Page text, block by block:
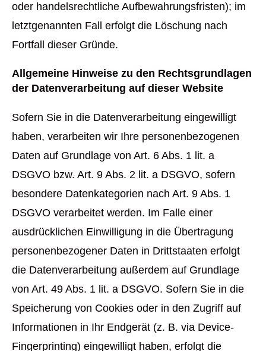
oder handelsrechtliche Aufbewahrungsfristen); im
letztgenannten Fall erfolgt die Löschung nach
Fortfall dieser Gründe.
Allgemeine Hinweise zu den Rechtsgrundlagen
der Datenverarbeitung auf dieser Website
Sofern Sie in die Datenverarbeitung eingewilligt
haben, verarbeiten wir Ihre personenbezogenen
Daten auf Grundlage von Art. 6 Abs. 1 lit. a
DSGVO bzw. Art. 9 Abs. 2 lit. a DSGVO, sofern
besondere Datenkategorien nach Art. 9 Abs. 1
DSGVO verarbeitet werden. Im Falle einer
ausdrücklichen Einwilligung in die Übertragung
personenbezogener Daten in Drittstaaten erfolgt
die Datenverarbeitung außerdem auf Grundlage
von Art. 49 Abs. 1 lit. a DSGVO. Sofern Sie in die
Speicherung von Cookies oder in den Zugriff auf
Informationen in Ihr Endgerät (z. B. via Device-
Fingerprinting) eingewilligt haben, erfolgt die